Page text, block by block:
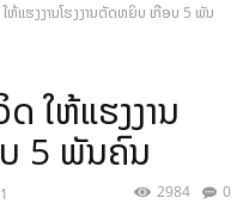
ແຮງງານໂຮງງານຕັດຫຍິບ ເກືອບ 5 ພັນ
ໃຫ້ແຮງງານ
ບ 5 ພັນຄົນ
0
2984